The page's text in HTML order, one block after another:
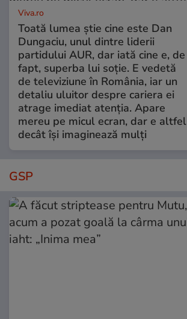
Viva.ro
Toată lumea știe cine este Dan
Dungaciu, unul dintre liderii
partidului AUR, dar iată cine e, de
fapt, superba lui soție. E vedetă
de televiziune în România, iar un
detaliu uluitor despre cariera ei
atrage imediat atenția. Apare
mereu pe micul ecran, dar e altfel
decât își imaginează mulți
GSP